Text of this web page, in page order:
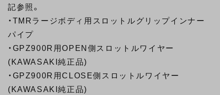
記参照。
・TMRラージボディ用 スロットルグリップインナー
パイプ
・GPZ900R用OPEN側スロットルワイヤー
(KAWASAKI純正品)
・GPZ900R用CLOSE側スロットルワイヤー
(KAWASAKI純正品)